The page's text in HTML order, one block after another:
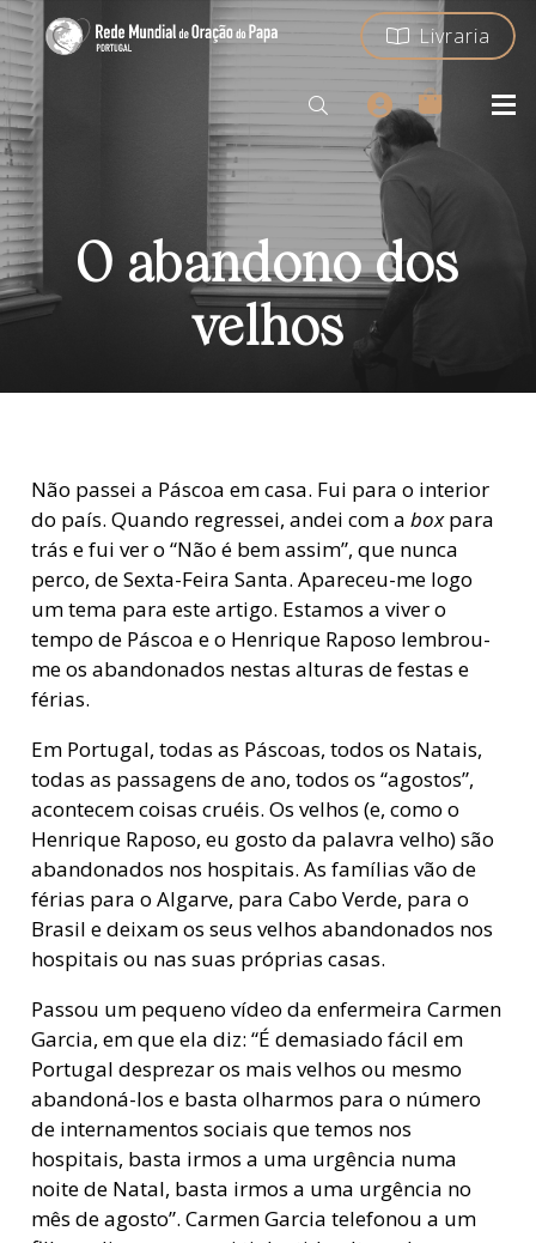
Livraria
O abandono dos
velhos
Não passei a Páscoa em casa. Fui para o interior
do país. Quando regressei, andei com a boxpara
trás e fui ver o “Não é bem assim”, que nunca
perco, de Sexta-Feira Santa. Apareceu-me logo
um tema para este artigo. Estamos a viver o
tempo de Páscoa e o Henrique Raposo lembrou-
me os abandonados nestas alturas de festas e
férias.
Em Portugal, todas as Páscoas, todos os Natais,
todas as passagens de ano, todos os “agostos”,
acontecem coisas cruéis. Os velhos (e, como o
Henrique Raposo, eu gosto da palavra velho) são
abandonados nos hospitais. As famílias vão de
férias para o Algarve, para Cabo Verde, para o
Brasil e deixam os seus velhos abandonados nos
hospitais ou nas suas próprias casas.
Passou um pequeno vídeo da enfermeira Carmen
Garcia, em que ela diz: “É demasiado fácil em
Portugal desprezar os mais velhos ou mesmo
abandoná-los e basta olharmos para o número
de internamentos sociais que temos nos
hospitais, basta irmos a uma urgência numa
noite de Natal, basta irmos a uma urgência no
mês de agosto”. Carmen Garcia telefonou a um